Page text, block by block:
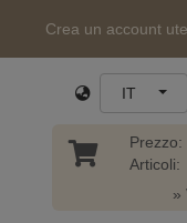
Crea un account
IT
Prezzo:
Articoli:
»